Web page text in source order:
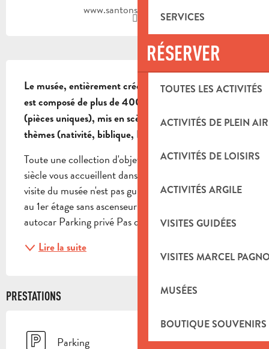
SERVICES
RÉSERVER
TOUTES LES ACTIVITÉS
ACTIVITÉS DE PLEIN AIR
ACTIVITÉS DE LOISIRS
ACTIVITÉS ARGILE
VISITES GUIDÉES
VISITES MARCEL
MUSÉES
BOUTIQUE
www.santons-dilandro.fr
Le musée, entièrement créé par l'atelier Di Landro
est composé de plus de 400 santons prestiges
(pièces uniques), mis en scène suivant différents
thèmes (nativité, biblique, Provence et historique).
Toute une collection d'objets et vêtements du 19e
siècle vous accueillent dans les premières pièces. La
visite du musée n'est pas guidée. Le musée se trouve
au 1er étage sans ascenseur (20 marches) Parking
autocar Parking privé Pas de toilettes sur le site
Lire la suite
PRESTATIONS
Parking